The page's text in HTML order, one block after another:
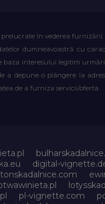
în vederea
dumneavoastră cu
baza interesului legitim
a depune o plângere la
de a furniza servicii/oferta.
digital-
pl-vignette.com